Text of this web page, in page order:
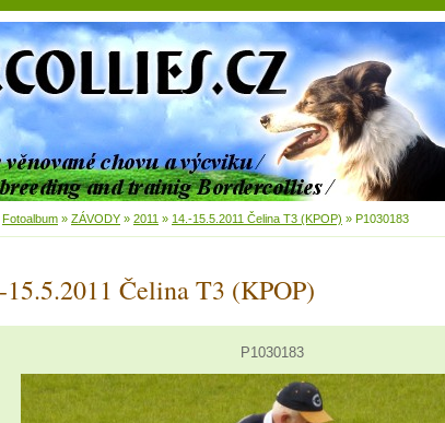
Fotoalbum » ZÁVODY » 2011 » 14.-15.5.2011 Čelina T3 (KPOP) » P1030183
15.5.2011 Čelina T3 (KPOP)
P1030183